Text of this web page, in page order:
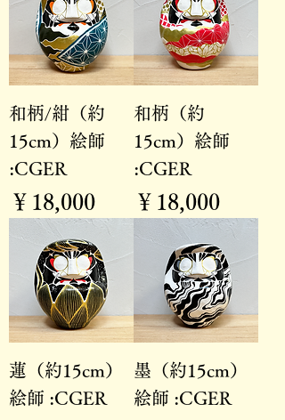
和柄/紺（約
15cm）絵師
:CGER
価格
￥18,000
和柄（約
15cm）絵師
:CGER
価格
￥18,000
蓮（約15cm）
絵師 :CGER
墨（約15cm）
絵師 :CGER